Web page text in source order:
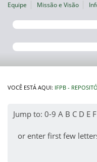
Equipe Missão e Visão
VOCÊ ESTÁ AQUI: IFPB -
Jump to: 0-9 A B C D E F
or enter first few